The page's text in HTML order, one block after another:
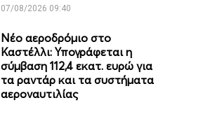
07/08/2026 09:40
Νέο αεροδρόμιο στο
Καστέλλι: Υπογράφεται η
σύμβαση 112,4 εκατ. ευρώ για
τα ραντάρ και τα συστήματα
αεροναυτιλίας